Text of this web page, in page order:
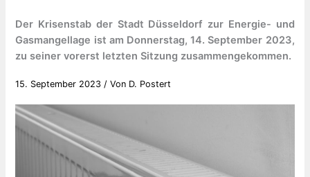
Der Krisenstab der Stadt Düsseldorf zur Energie- und
Gasmangellage ist am Donnerstag, 14. September 2023,
zu seiner vorerst letzten Sitzung zusammengekommen.
15. September 2023 / Von D. Postert